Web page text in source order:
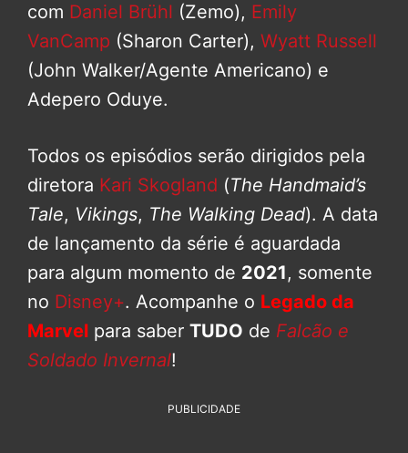
com Daniel Brühl (Zemo), Emily
VanCamp (Sharon Carter), Wyatt Russell
(John Walker/Agente Americano) e
Adepero Oduye.
Todos os episódios serão dirigidos pela
diretora Kari Skogland (The Handmaid’s
Tale, Vikings, The Walking Dead). A data
de lançamento da série é aguardada
para algum momento de 2021, somente
no Disney+. Acompanhe o Legado da
Marvel para saber TUDO de Falcão e
Soldado Invernal!
PUBLICIDADE